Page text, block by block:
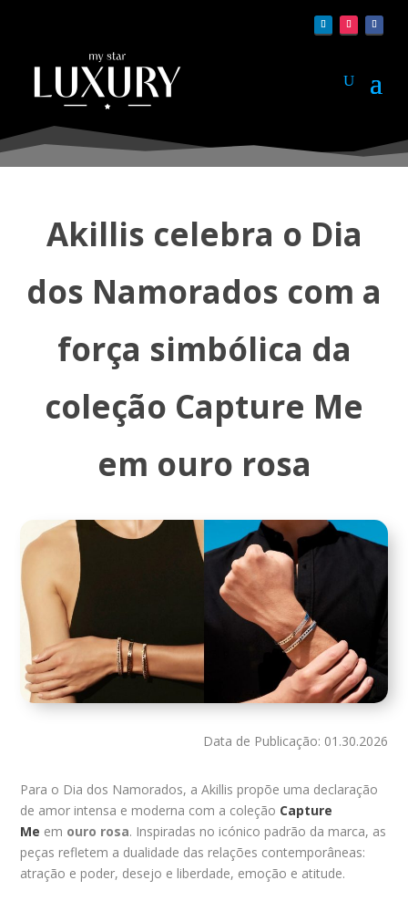
Akillis celebra o Dia
dos Namorados com a
força simbólica da
coleção Capture Me
em ouro rosa
Data de Publicação: 01.30.2026
Para o Dia dos Namorados, a Akillis propõe uma declaração
de amor intensa e moderna com a coleção Capture
Me em ouro rosa. Inspiradas no icónico padrão da marca, as
peças refletem a dualidade das relações contemporâneas:
atração e poder, desejo e liberdade, emoção e atitude.